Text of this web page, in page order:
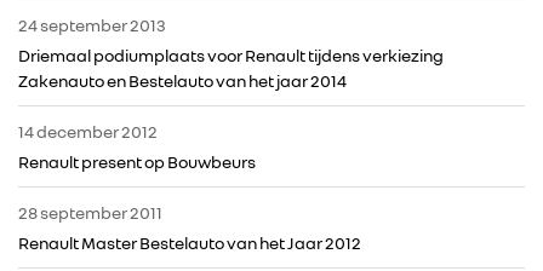
CONTACT
24 september 2013
Driemaal podiumplaats voor Renault tijdens verkiezing
Zakenauto en Bestelauto van het jaar 2014
14 december 2012
Renault present op Bouwbeurs
28 september 2011
Renault Master Bestelauto van het Jaar 2012